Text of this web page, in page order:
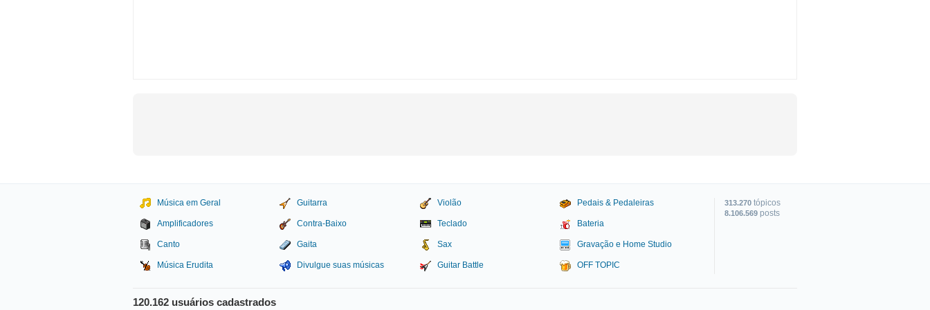
Música em Geral Guitarra Violão Pedais & Pedaleiras
Amplificadores Contra-Baixo Teclado Bateria
Canto Gaita Sax Gravação e Home Studio
Música Erudita Divulgue suas músicas Guitar Battle OFF TOPIC
313.270 tópicos
8.106.569 posts
120.162 usuários cadastrados